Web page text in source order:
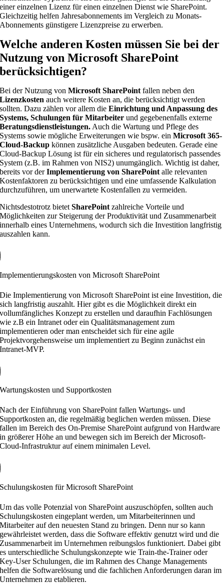
einer einzelnen Lizenz für einen einzelnen Dienst wie SharePoint.
Gleichzeitig helfen Jahresabonnements im Vergleich zu Monats-
Abonnements günstigere Lizenzpreise zu erwerben.
Welche anderen Kosten müssen Sie bei der
Nutzung von Microsoft SharePoint
berücksichtigen?
Bei der Nutzung vonMicrosoft SharePointfallen neben den
Lizenzkosten auch weitere Kosten an, die berücksichtigt werden
sollten. Dazu zählen vor allem dieEinrichtung und Anpassung des
Systems, Schulungen für Mitarbeiter und gegebenenfalls externe
Beratungsdienstleistungen.Auch die Wartung und Pflege des
Systems sowie mögliche Erweiterungen wie bspw. einMicrosoft 365-
Cloud-Backup können zusätzliche Ausgaben bedeuten. Gerade eine
Cloud-Backup Lösung ist für ein sicheres und regulatorisch passendes
System (z.B. im Rahmen von NIS2) unumgänglich. Wichtig ist daher,
bereits vor derImplementierung von SharePointalle relevanten
Kostenfaktoren zu berücksichtigen und eine umfassende Kalkulation
durchzuführen, um unerwartete Kostenfallen zu vermeiden.
Nichtsdestotrotz bietetSharePointzahlreiche Vorteile und
Möglichkeiten zur Steigerung der Produktivität und Zusammenarbeit
innerhalb eines Unternehmens, wodurch sich die Investition langfristig
auszahlen kann.
Implementierungskosten von Microsoft SharePoint
Die Implementierung von Microsoft SharePoint ist eine Investition, die
sich langfristig auszahlt. Hier gibt es die Möglichkeit direkt ein
vollumfängliches Konzept zu erstellen und daraufhin Fachlösungen
wie z.B ein Intranet oder ein Qualitätsmanagement zum
implementieren oder man entscheidet sich für eine agile
Projektvorgehensweise um implementiert zu Beginn zunächst ein
Intranet-MVP.
Wartungskosten und Supportkosten
Nach der Einführung von SharePoint fallen Wartungs- und
Supportkosten an, die regelmäßig beglichen werden müssen. Diese
fallen im Bereich des On-Premise SharePoint aufgrund von Hardware
in größerer Höhe an und bewegen sich im Bereich der Microsoft-
Cloud-Infrastruktur auf einem minimalen Level.
Schulungskosten für Microsoft SharePoint
Um das volle Potenzial von SharePoint auszuschöpfen, sollten auch
Schulungskosten eingeplant werden, um Mitarbeiterinnen und
Mitarbeiter auf den neuesten Stand zu bringen. Denn nur so kann
gewährleistet werden, dass die Software effektiv genutzt wird und die
Zusammenarbeit im Unternehmen reibungslos funktioniert. Dabei gibt
es unterschiedliche Schulungskonzepte wie Train-the-Trainer oder
Key-User Schulungen, die im Rahmen des Change Managements
helfen die Softwarelösung und die fachlichen Anforderungen daran im
Unternehmen zu etablieren.